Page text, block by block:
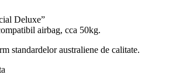
Deluxe”
airbag, cca 50kg.
standardelor australiene de calitate.